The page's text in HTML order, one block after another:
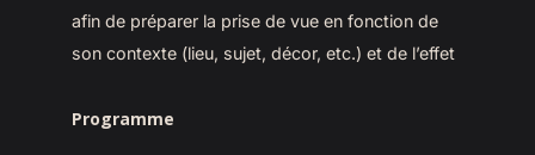
afin de préparer la prise de vue en fonction de
son contexte (lieu, sujet, décor, etc.) et de l’effet
Programme